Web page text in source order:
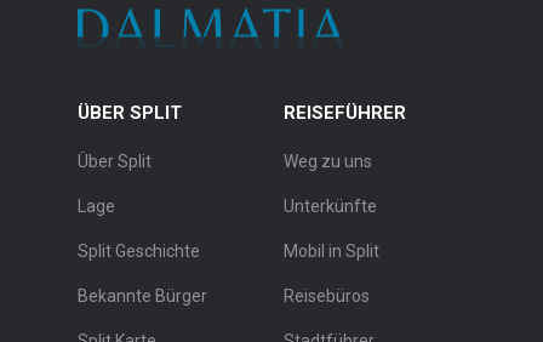
ÜBER SPLIT
Über Split
Lage
Split Geschichte
Bekannte Bürger
REISEFÜHRER
Weg zu uns
Unterkünfte
Mobil in Split
Reisebüros